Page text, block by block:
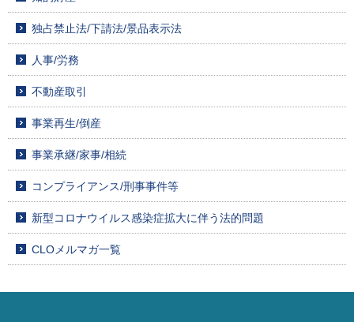
独占禁止法/下請法/景品表示法
人事/労務
不動産取引
事業再生/倒産
事業承継/家事/相続
コンプライアンス/刑事事件等
新型コロナウイルス感染症拡大に伴う法的問題
CLOメルマガ一覧